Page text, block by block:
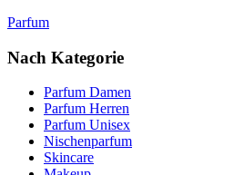
Parfum
Nach Kategorie
Parfum Damen
Parfum Herren
Parfum Unisex
Nischenparfum
Skincare